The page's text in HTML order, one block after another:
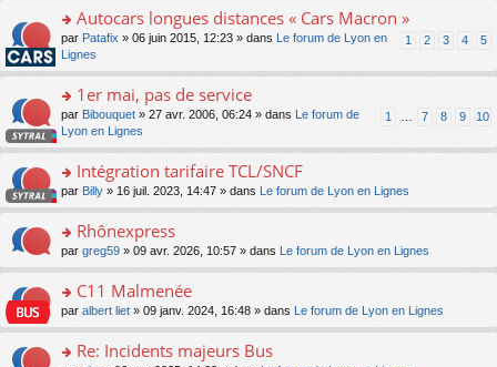
c
nt
n
le
s
ré
e
e
n
o
n
lu
pl
ré
c
e
s
s
a
n
o
n
lu
le
u
ré
c
e
er
le
m
e
s
s
a
n
o
n
lu
pl
s
ré
c
nt
o
s
er
le
m
e
s
s
e
n
o
n
le
u
Autocars longues distances « Cars Macron »
1 2 3 4 5
par Patafix » 06 juin 2015, 12:23 » dans
Le forum de Lyon en
Lignes
o
s
er
le
m
e
s
g
e
n
o
1er mai, pas de service
1 7 8 9 10
par Bibouquet » 27 avr. 2006, 06:24 » dans
Le forum de
Lyon en Lignes
o
n
ult
er
le
m
e
a
Intégration tarifaire TCL/SNCF
par Billy » 16 juil. 2023, 14:47 » dans Le forum de Lyon en Lignes
o
n
ult
er
le
m
Rhônexpress
par greg59 » 09 avr. 2026, 10:57 » dans Le forum de Lyon en Lignes
o
n
ult
C11 Malmenée
par albert liet » 09 janv. 2024, 16:48 » dans Le forum de Lyon en Lignes
Re: Incidents majeurs Bus